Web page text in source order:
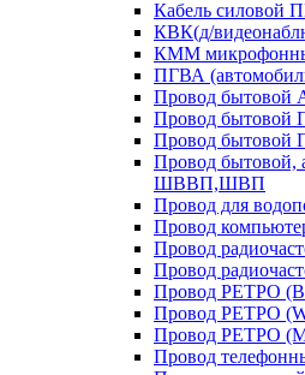
Кабель силовой
КВК(д/
КММ
ПГВА
Провод
Провод бытовой
Провод бытовой
Провод бытовой,
ШВВП,ШВП
Провод для
Провод
Провод
Провод
Провод РЕТРО
Провод РЕТРО
Провод РЕТРО
Провод